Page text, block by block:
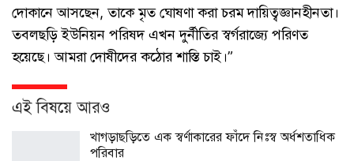
দোকানে আসছেন, তাকে মৃত ঘোষণা করা চরম দায়িত্বজ্ঞানহীনতা।
তবলছড়ি ইউনিয়ন পরিষদ এখন দুর্নীতির স্বর্গরাজ্যে পরিণত
হয়েছে। আমরা দোষীদের কঠোর শাস্তি চাই।”
এই বিষয়ে আরও
খাগড়াছড়িতে এক স্বর্ণাকারের ফাঁদে নিঃস্ব অর্ধশতাধিক
পরিবার